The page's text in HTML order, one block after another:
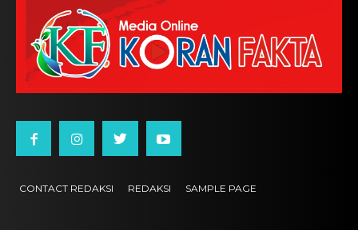
CONTACT REDAKSI REDAKSI SAMPLE PAGE